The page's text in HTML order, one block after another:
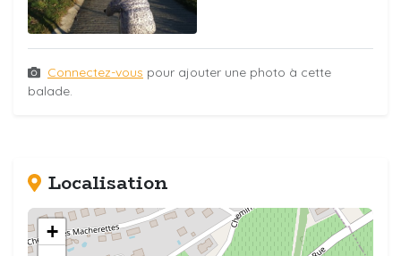
Connectez-vous pour ajouter une photo à cette
balade.
Localisation
+